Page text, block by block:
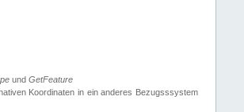
und GetFeature
Koordinaten in ein anderes Bezugsssystem